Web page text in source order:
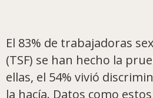
El 83% de trabajadoras
(TSF) se han hecho la
ellas, el 54% vivió
la hacía. Datos como